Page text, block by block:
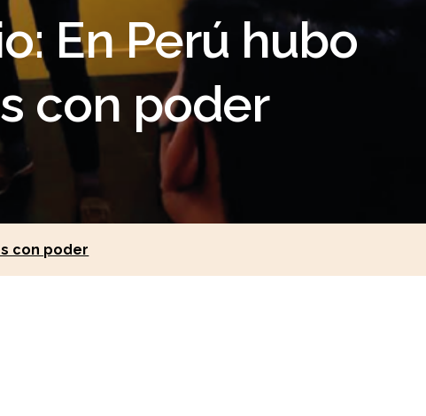
En Perú hubo
con poder
con poder